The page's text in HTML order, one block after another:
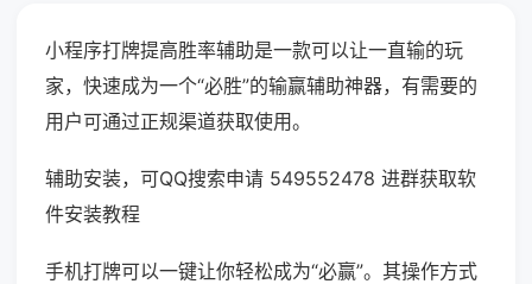
小程序打牌提高胜率辅助是一款可以让一直输的玩
家，快速成为一个“必胜”的输赢辅助神器，有需要的
用户可通过正规渠道获取使用。
辅助安装，可QQ搜索申请 549552478 进群获取软
件安装教程
手机打牌可以一键让你轻松成为“必赢”。其操作方式